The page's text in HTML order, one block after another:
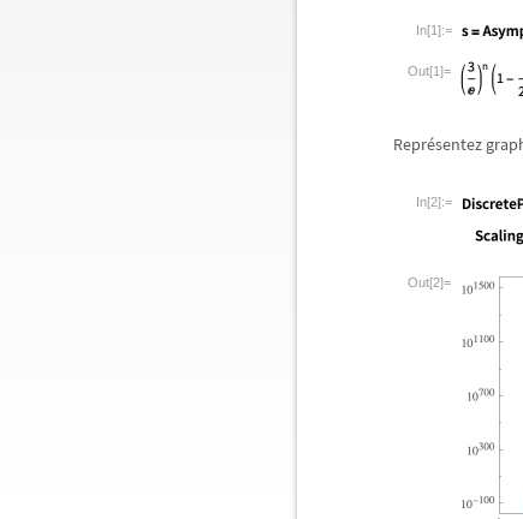
In[1]:=
Out[1]=
Représentez
In[2]:=
Out[2]=